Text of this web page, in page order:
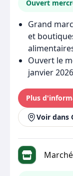
Ouvert
Grand
et
Ouvert le
janvier
Plus
Voir dans